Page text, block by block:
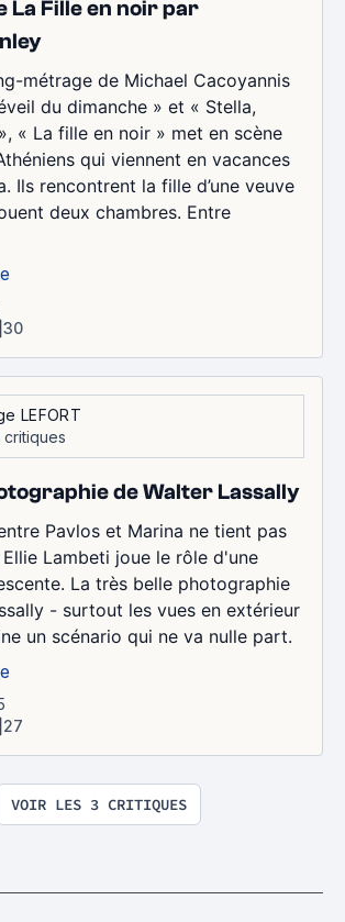
La Fille en noir par
métrage de Michael Cacoyannis
du dimanche » et « Stella,
« La fille en noir » met en scène
qui viennent en vacances
Ils rencontrent la fille d’une veuve
deux chambres. Entre
30
LEFORT
critiques
de Walter Lassally
Pavlos et Marina ne tient pas
Lambeti joue le rôle d'une
La très belle photographie
- surtout les vues en extérieur
un scénario qui ne va nulle part.
27
VOIR LES 3 CRITIQUES